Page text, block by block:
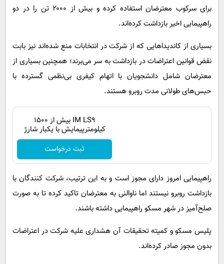
برای سرکوب معترضان استفاده کرده و بیش از ۲۰۰۰ تن را در دو
راهپیمایی اخیر بازداشت کرده‌اند.
بسیاری از کاندیداهایی که از شرکت در انتخابات منع شده‌اند نیز بابت
نقض قوانین اعتراضات در بازداشت به سر می‌برند؛ همچنین بسیاری از
معترضان شامل دانشجویان با اتهام کیفری بی‌نظمی گسترده با
حبس‌های طولانی مدت روبرو هستند.
IM LS9 بیش از 1500
کیلومترپیمایش با یکبار شارژ
ثبت درخواست
راهپیمایی امروز دارای مجوز است و به این ترتیب، شرکت کنندگان با
بازداشت روبرو نیستند اما ناوالنی به معترضان تاکید کرده تا به صورت
صلح‌آمیز در شهر مسکو راهپیمایی داشته باشند.
پلیس مسکو و کمیته تحقیقات آن هشداری علیه شرکت در اعتراضات
بدون مجوز صادر کرده‌اند.